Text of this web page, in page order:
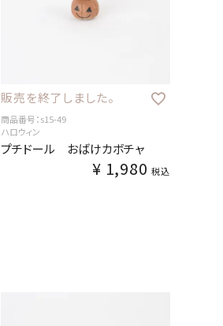
販売を終了しました。
商品番号：s15-49
ハロウィン
プチドール おばけカボチャ
¥ 1,980 税込